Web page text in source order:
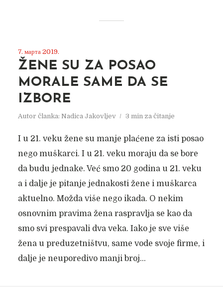
7. марта 2019.
ŽENE SU ZA POSAO
MORALE SAME DA SE
IZBORE
Autor članka: Nadica Jakovljev 3 min za čitanje
I u 21. veku žene su manje plaćene za isti posao
nego muškarci. I u 21. veku moraju da se bore
da budu jednake. Već smo 20 godina u 21. veku
a i dalje je pitanje jednakosti žene i muškarca
aktuelno. Možda više nego ikada. O nekim
osnovnim pravima žena raspravlja se kao da
smo svi prespavali dva veka. Iako je sve više
žena u preduzetništvu, same vode svoje firme, i
dalje je neuporedivo manji broj...